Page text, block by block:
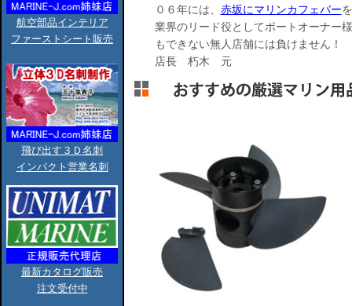
航空部品インテリア
ファーストシート販売
飛び出す３Ｄ名刺
インパクト営業名刺
最新カタログ販売
注文受付中
０６年には、 赤坂にマリンカフェバー
業界のリード役としてボートオーナー
もできない無人店舗には負けません！
店長 朽木 元